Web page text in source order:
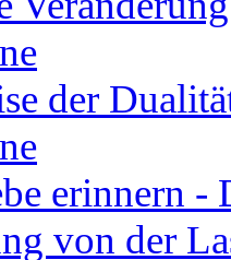
der
erinnern -
von der